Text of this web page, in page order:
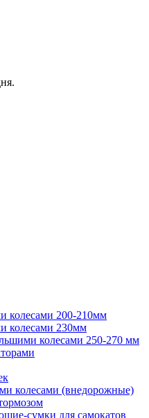
колесами 200-210мм
колесами 230мм
колесами 250-270 мм
колесами (внедорожные)
сумки для самокатов